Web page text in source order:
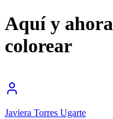
Aquí y
colorear
Javiera Torres Ugarte